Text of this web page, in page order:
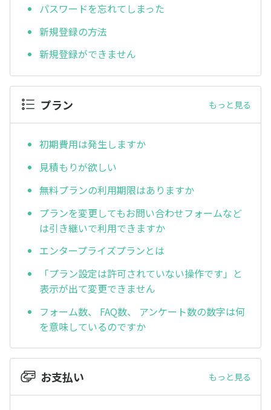
パスワードを忘れてしまった
新規登録の方法
新規登録ができません
プラン もっと見る
初期費用は発生しますか
見積もりが欲しい
無料プランの利用期限はありますか
プランを変更してもお問い合わせフォームなど
は引き継いで利用できますか
エンタープライズプランとは
「プラン設定は許可されていない操作です」と
表示が出て変更できません
フォーム数、 FAQ数、 アンケート数の数字は何
を意味しているのですか
お支払い もっと見る